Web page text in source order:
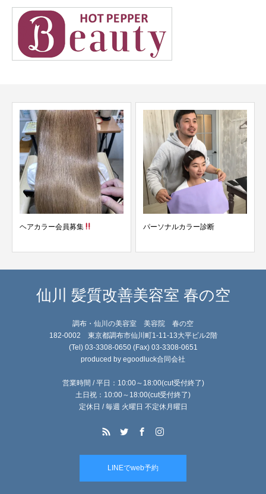
ヘアカラー会員募集 パーソナルカラー診断
仙川 髪質改善美容室 春の空
調布・仙川の美容室 美容院 春の空
182-0002 東京都調布市仙川町1-11-13大平ビル2階
(Tel) 03-3308-0650 (Fax) 03-3308-0651
produced by egoodluck合同会社
営業時間 / 平日：10:00～18:00(cut受付終了)
土日祝：10:00～18:00(cut受付終了)
定休日 / 毎週 火曜日 不定休月曜日
LINEでweb予約